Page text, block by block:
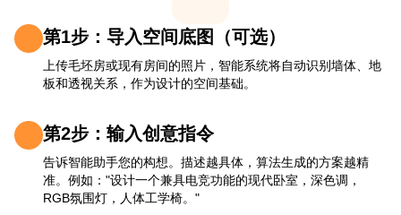
第1步：导入空间底图（可选）
上传毛坯房或现有房间的照片，智能系统将自动识别墙体、地
板和透视关系，作为设计的空间基础。
第2步：输入创意指令
告诉智能助手您的构想。描述越具体，算法生成的方案越精
准。例如："设计一个兼具电竞功能的现代卧室，深色调，
RGB氛围灯，人体工学椅。"